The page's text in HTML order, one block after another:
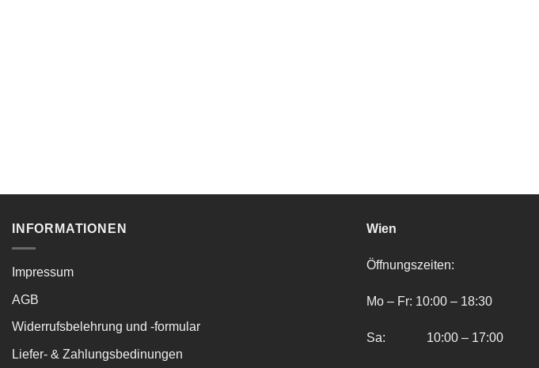
INFORMATIONEN
Impressum
AGB
Widerrufsbelehrung und -formular
Liefer- & Zahlungsbedinungen
Wien
Öffnungszeiten:
Mo – Fr: 10:00 – 18:30
Sa: 10:00 – 17:00